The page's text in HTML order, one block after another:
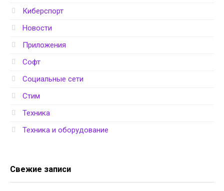
Киберспорт
Новости
Приложения
Софт
Социальные сети
Стим
Техника
Техника и оборудование
Свежие записи